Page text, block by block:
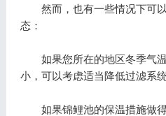
然而，也有一些情况下可以
态：
如果您所在的地区冬季气温
小，可以考虑适当降低过滤系
如果锦鲤池的保温措施做得